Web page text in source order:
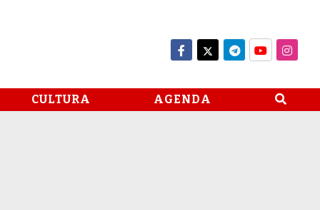
CULTURA AGENDA